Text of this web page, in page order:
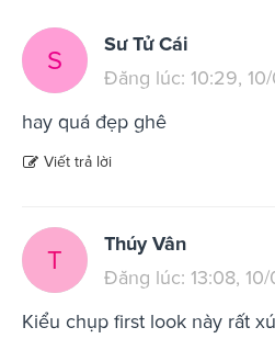
S
Sư Tử Cái
Đăng lúc: 10:29,
hay quá đẹp ghê
Viết trả lời
T
Thúy Vân
Đăng lúc: 13:08,
Kiểu chụp first look này rất